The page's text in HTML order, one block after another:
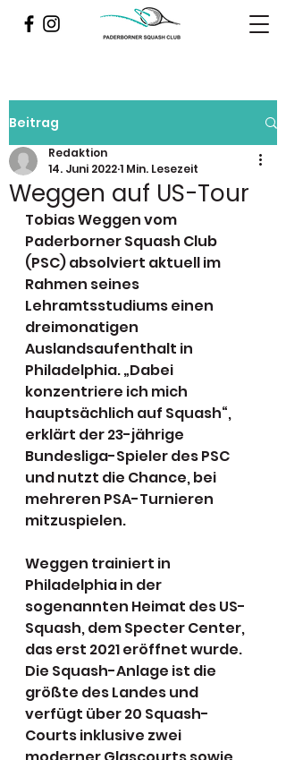
Beitrag
Weggen auf US-Tour
Redaktion
14. Juni 20221 Min. Lesezeit
Tobias Weggen vom
Paderborner Squash Club
(PSC) absolviert aktuell im
Rahmen seines
Lehramtsstudiums einen
dreimonatigen
Auslandsaufenthalt in
Philadelphia. „Dabei
konzentriere ich mich
hauptsächlich auf Squash“,
erklärt der 23-jährige
Bundesliga-Spieler des PSC
und nutzt die Chance, bei
mehreren PSA-Turnieren
mitzuspielen.
Weggen trainiert in
Philadelphia in der
sogenannten Heimat des US-
Squash, dem Specter Center,
das erst 2021 eröffnet wurde.
Die Squash-Anlage ist die
größte des Landes und
verfügt über 20 Squash-
Courts inklusive zwei